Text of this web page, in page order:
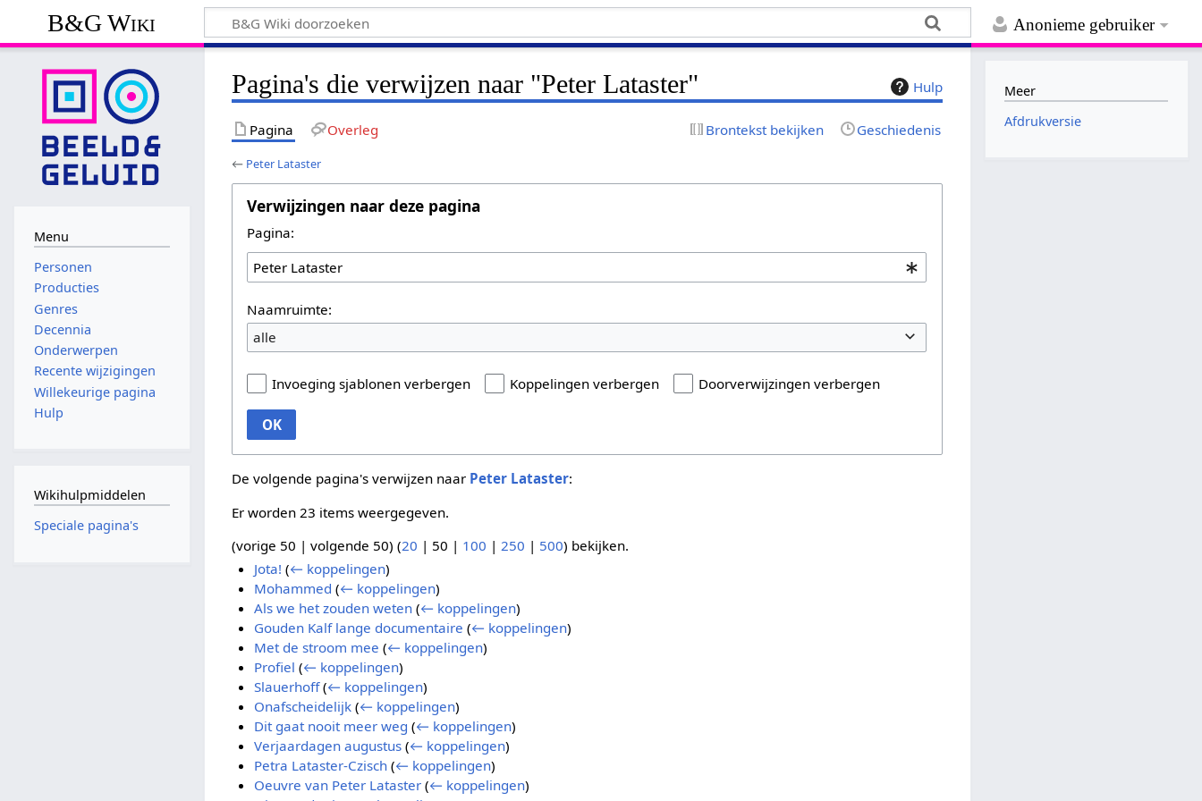
Anonieme gebruiker
B&G Wiki
Hulp
Pagina's die verwijzen naar "Peter Lataster"
Pagina Overleg Brontekst bekijken Geschiedenis
← Peter Lataster
Verwijzingen naar deze pagina
Pagina:
Naamruimte:
alle
Invoeging sjablonen verbergen Koppelingen verbergen Doorverwijzingen verbergen
OK
De volgende pagina's verwijzen naar Peter Lataster:
Er worden 23 items weergegeven.
(vorige 50 |volgende 50) (20 | 50 | 100 | 250 | 500) bekijken.
Jota! (← koppelingen)
Mohammed (← koppelingen)
Als we het zouden weten (← koppelingen)
Gouden Kalf lange documentaire (← koppelingen)
Met de stroom mee (← koppelingen)
Profiel (← koppelingen)
Slauerhoff (← koppelingen)
Onafscheidelijk (← koppelingen)
Dit gaat nooit meer weg (← koppelingen)
Verjaardagen augustus (← koppelingen)
Petra Lataster-Czisch (← koppelingen)
Oeuvre van Peter Lataster (← koppelingen)
Menu
Personen
Producties
Genres
Decennia
Onderwerpen
Recente wijzigingen
Willekeurige pagina
Hulp
Wikihulpmiddelen
Speciale pagina's
Meer
Afdrukversie